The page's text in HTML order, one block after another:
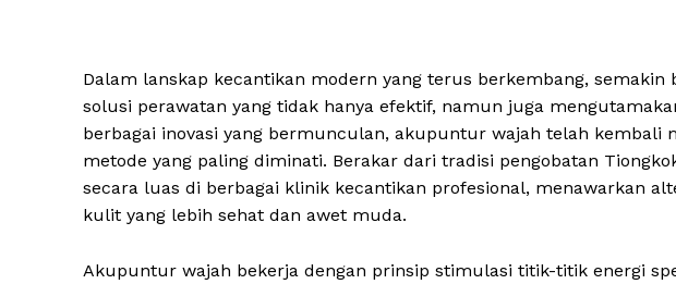
Dalam lanskap kecantikan modern yang terus berkembang,
solusi perawatan yang tidak hanya efektif, namun juga
berbagai inovasi yang bermunculan, akupuntur wajah telah kembali
metode yang paling diminati. Berakar dari tradisi pengobatan
secara luas di berbagai klinik kecantikan profesional, menawarkan
kulit yang lebih sehat dan awet muda.
Akupuntur wajah bekerja dengan prinsip stimulasi titik-titik energi